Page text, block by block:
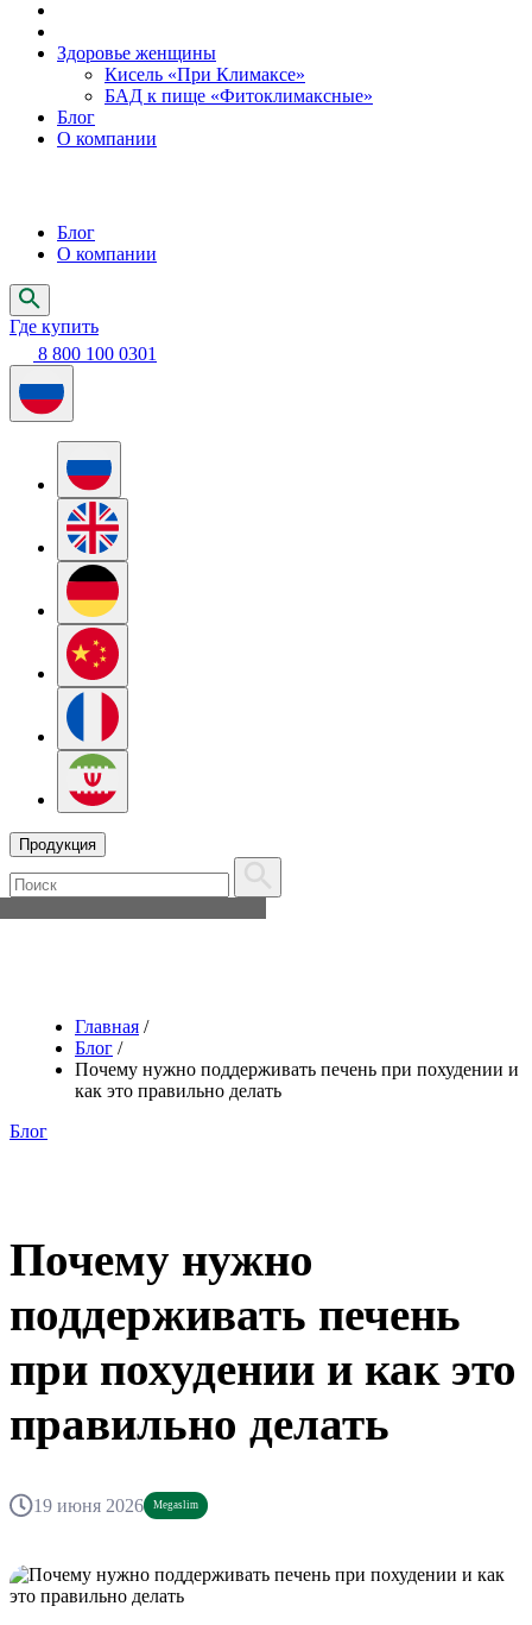
Здоровье женщины
Кисель «При Климаксе»
БАД к пище «Фитоклимаксные»
Блог
О компании
Блог
О компании
Где купить
8 800 100 0301
Продукция
Главная /
Блог /
Почему нужно поддерживать печень при похудении и
как это правильно делать
Блог
Почему нужно
поддерживать печень
при похудении и как это
правильно делать
19 июня 2026 Megaslim